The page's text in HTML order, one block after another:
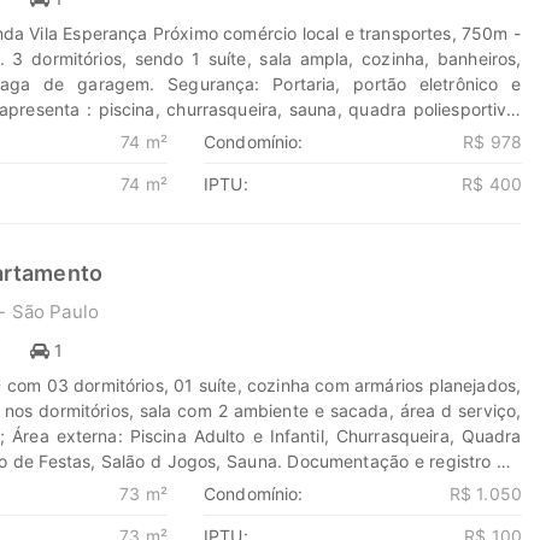
Vila Esperança Próximo comércio local e transportes, 750m -
3 dormitórios, sendo 1 suíte, sala ampla, cozinha, banheiros,
de garagem. Segurança: Portaria, portão eletrônico e
: piscina, churrasqueira, sauna, quadra poliesportiva,
Estuda proposta de permuta com apt 2 dormitórios.
em lares e seus investimentos em oportunidades. Na
74 m²
74 m²
Condomínio: R$ 978
IPTU: R$ 400
São Paulo
1
com 03 dormitórios, 01 suíte, cozinha com armários planejados,
nos dormitórios, sala com 2 ambiente e sacada, área d serviço,
externa: Piscina Adulto e Infantil, Churrasqueira, Quadra
de Festas, Salão d Jogos, Sauna. Documentação e registro OK
Transformar seus sonhos em lares e seus investimentos em
73 m² Condomínio: R$ 1.050